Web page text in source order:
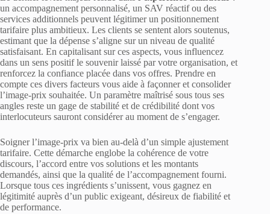
un accompagnement personnalisé, un SAV réactif ou des
services additionnels peuvent légitimer un positionnement
tarifaire plus ambitieux. Les clients se sentent alors soutenus,
estimant que la dépense s’aligne sur un niveau de qualité
satisfaisant. En capitalisant sur ces aspects, vous influencez
dans un sens positif le souvenir laissé par votre organisation, et
renforcez la confiance placée dans vos offres. Prendre en
compte ces divers facteurs vous aide à façonner et consolider
l’image-prix souhaitée. Un paramètre maîtrisé sous tous ses
angles reste un gage de stabilité et de crédibilité dont vos
interlocuteurs sauront considérer au moment de s’engager.
Soigner l’image-prix va bien au-delà d’un simple ajustement
tarifaire. Cette démarche englobe la cohérence de votre
discours, l’accord entre vos solutions et les montants
demandés, ainsi que la qualité de l’accompagnement fourni.
Lorsque tous ces ingrédients s’unissent, vous gagnez en
légitimité auprès d’un public exigeant, désireux de fiabilité et
de performance.